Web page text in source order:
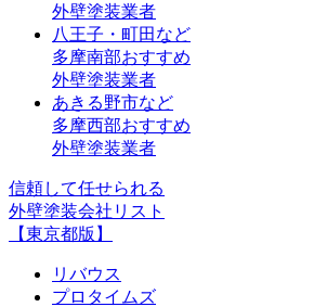
外壁塗装業者
八王子・町田など
多摩南部おすすめ
外壁塗装業者
あきる野市など
多摩西部おすすめ
外壁塗装業者
信頼して任せられる
外壁塗装会社リスト
【東京都版】
リバウス
プロタイムズ